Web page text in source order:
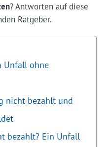
? Antworten auf diese
Ratgeber.
Unfall ohne
nicht bezahlt und
bezahlt? Ein Unfall